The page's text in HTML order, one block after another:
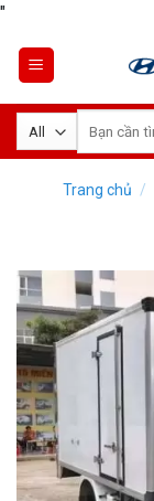
"Skip
content
kiếm:
Trang chủ /